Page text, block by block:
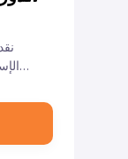
الأدبية